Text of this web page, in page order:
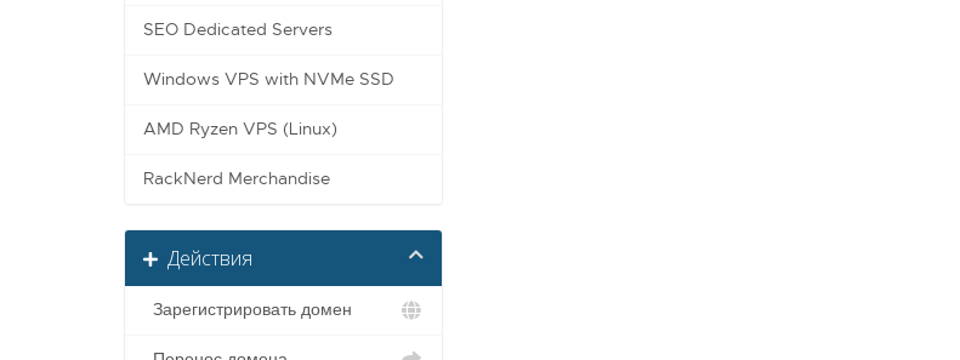
SEO Dedicated Servers
Windows VPS with NVMe SSD
AMD Ryzen VPS (Linux)
RackNerd Merchandise
Действия
Зарегистрировать домен